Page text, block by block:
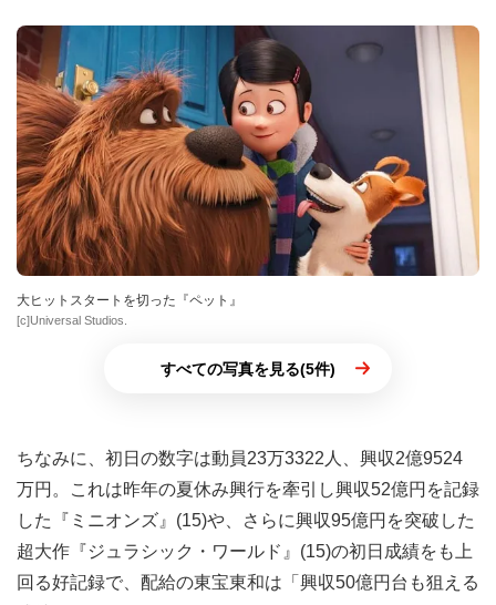
大ヒットスタートを切った『ペット』
[c]Universal Studios.
すべての写真を見る(5件)
ちなみに、初日の数字は動員23万3322人、興収2億9524
万円。これは昨年の夏休み興行を牽引し興収52億円を記録
した『ミニオンズ』(15)や、さらに興収95億円を突破した
超大作『ジュラシック・ワールド』(15)の初日成績をも上
回る好記録で、配給の東宝東和は「興収50億円台も狙える